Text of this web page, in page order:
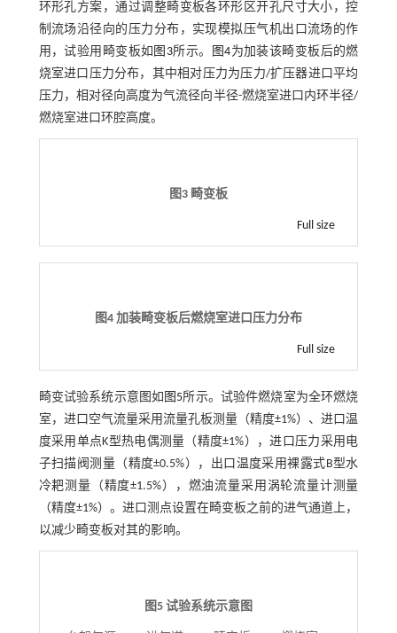
环形孔方案，通过调整畸变板各环形区开孔尺寸大小，控
制流场沿径向的压力分布，实现模拟压气机出口流场的作
用，试验用畸变板如 图3所示。 图4为加装该畸变板后的燃
烧室进口压力分布，其中相对压力为压力/扩压器进口平均
压力，相对径向高度为气流径向半径-燃烧室进口内环半径/
燃烧室进口环腔高度。
图3 畸变板
Full size
图4 加装畸变板后燃烧室进口压力分布
Full size
畸变试验系统示意图如 图5所示。试验件燃烧室为全环燃烧
室，进口空气流量采用流量孔板测量（精度±1%）、进口温
度采用单点K型热电偶测量（精度±1%），进口压力采用电
子扫描阀测量（精度±0.5%），出口温度采用裸露式B型水
冷耙测量（精度±1.5%），燃油流量采用涡轮流量计测量
（精度±1%）。进口测点设置在畸变板之前的进气通道上，
以减少畸变板对其的影响。
图5 试验系统示意图